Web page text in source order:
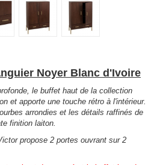
Noyer Blanc d'Ivoire
le buffet haut de la collection
et apporte une touche rétro à l'intérieur.
arrondies et les détails raffinés de
finition laiton.
propose 2 portes ouvrant sur 2